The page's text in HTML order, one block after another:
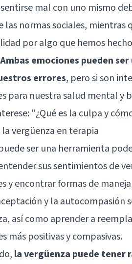
mal con uno mismo
las normas sociales, mientras
por algo que hemos
Ambas emociones pueden
errores, pero si son
para nuestra salud mental y
"¿Qué es la culpa y
vergüenza en terapia
ser una herramienta
sus sentimientos de
y encontrar formas de
y la autocompasión
así como aprender a
más positivas y compasivas.
la vergüenza puede tener